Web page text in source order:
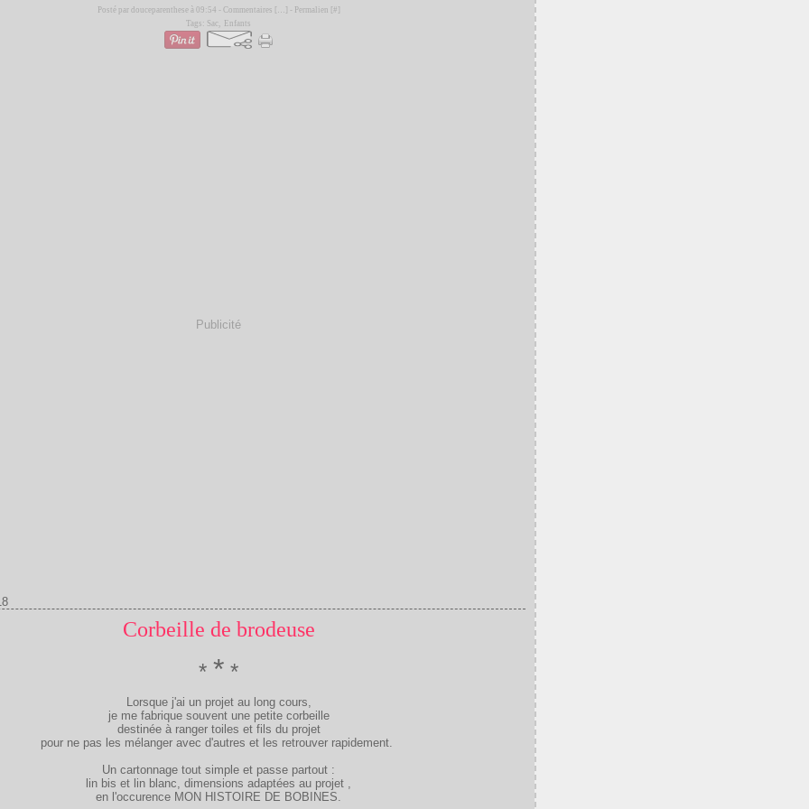
Posté par douceparenthese à 09:54 - Commentaires [ … - Permalien [ #
Tags: Sac , Enfants
Publicité
Corbeille de brodeuse
* * *
Lorsque j'ai un projet au long cours,
je me fabrique souvent une petite corbeille
destinée à ranger toiles et fils du projet
pour ne pas les mélanger avec d'autres et les retrouver rapidement.
Un cartonnage tout simple et passe partout :
lin bis et lin blanc, dimensions adaptées au projet ,
en l'occurence MON HISTOIRE DE BOBINES.